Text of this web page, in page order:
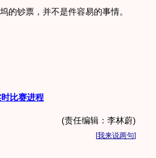
的钞票，并不是件容易的事情。
比赛进程
(责任编辑：李林蔚)
[我来说两句]